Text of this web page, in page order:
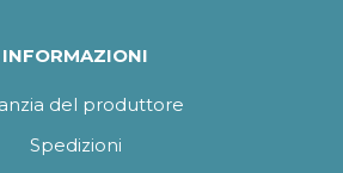
INFORMAZIONI
del produttore
Spedizioni